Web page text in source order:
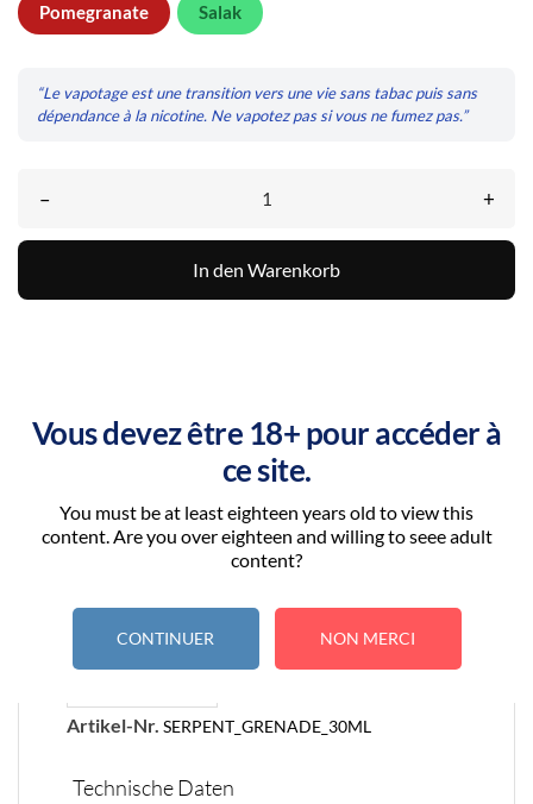
Vous devez être 18+ pour accéder à
ce site.
You must be at least eighteen years old to view this
content. Are you over eighteen and willing to seee adult
content?
CONTINUER NON MERCI
Pomegranate Salak
“Le vapotage est une transition vers une vie sans tabac puis sans
dépendance à la nicotine. Ne vapotez pas si vous ne fumez pas.”
– +
In den Warenkorb
ARTIKELDETAILS
Artikel-Nr. SERPENT_GRENADE_30ML
Technische Daten